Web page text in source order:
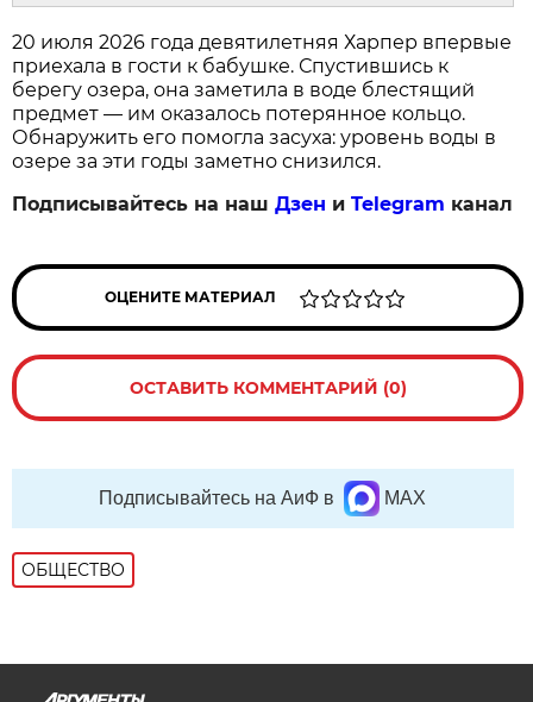
20 июля 2026 года девятилетняя Харпер впервые
приехала в гости к бабушке. Спустившись к
берегу озера, она заметила в воде блестящий
предмет — им оказалось потерянное кольцо.
Обнаружить его помогла засуха: уровень воды в
озере за эти годы заметно снизился.
Подписывайтесь на нашДзен иTelegram канал
ОЦЕНИТЕ МАТЕРИАЛ
ОСТАВИТЬ КОММЕНТАРИЙ (0)
Подписывайтесь на АиФ в MAX
ОБЩЕСТВО